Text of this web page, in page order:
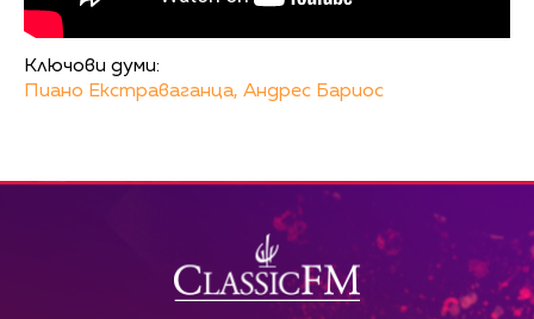
Ключови думи:
Пиано Екстраваганца, Андрес Бариос